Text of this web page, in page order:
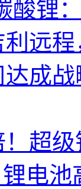
酸锂
远
成
超
电